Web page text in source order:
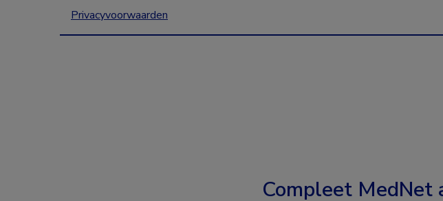
Privacyvoorwaarden
Compleet MedNet